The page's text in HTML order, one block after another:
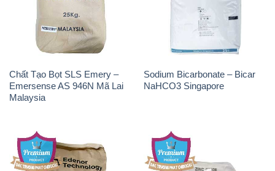
Chất Tạo Bọt SLS Emery –
Emersense AS 946N Mã Lai
Malaysia
Sodium Bicarbonate – Bicar
NaHCO3 Singapore